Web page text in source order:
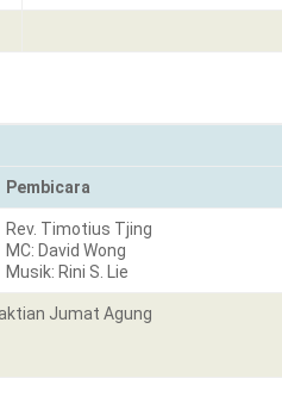
Pembicara
Rev. Timotius Tjing
MC: David Wong
Musik: Rini S. Lie
Jumat Agung